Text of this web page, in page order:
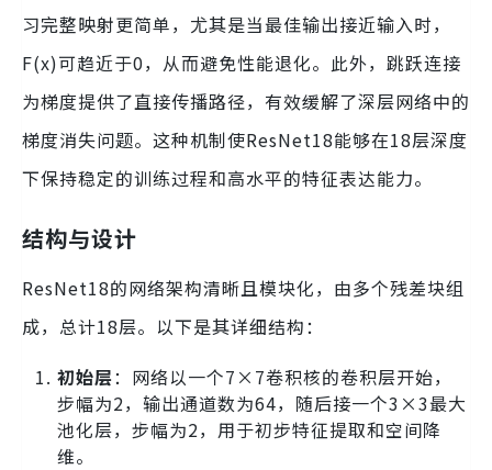
习完整映射更简单，尤其是当最佳输出接近输入时，
F(x)可趋近于0，从而避免性能退化。此外，跳跃连接
为梯度提供了直接传播路径，有效缓解了深层网络中的
梯度消失问题。这种机制使ResNet18能够在18层深度
下保持稳定的训练过程和高水平的特征表达能力。
结构与设计
ResNet18的网络架构清晰且模块化，由多个残差块组
成，总计18层。以下是其详细结构：
初始层：网络以一个7×7卷积核的卷积层开始，
步幅为2，输出通道数为64，随后接一个3×3最大
池化层，步幅为2，用于初步特征提取和空间降
维。